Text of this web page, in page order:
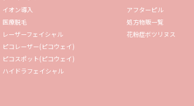
イオン導入
医療脱毛
レーザーフェイシャル
ピコレーザー(ピコウェイ)
ピコスポット(ピコウェイ)
ハイドラフェイシャル
アフターピル
処方物販一覧
花粉症ボツリヌス